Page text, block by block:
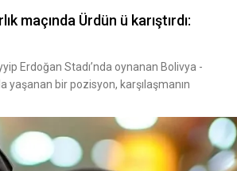
maçında Ürdün ü karıştırdı:
Erdoğan Stadı’nda oynanan Bolivya -
yaşanan bir pozisyon, karşılaşmanın